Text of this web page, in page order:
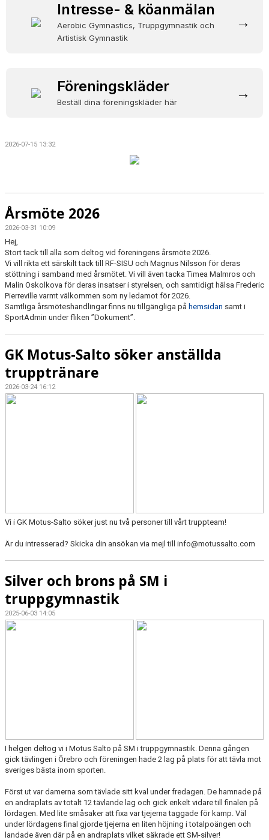
Intresse- & köanmälan
Aerobic Gymnastics, Truppgymnastik och
Artistisk Gymnastik
→
Föreningskläder
Beställ dina föreningskläder här
→
2026-07-15 13:32
Årsmöte 2026
2026-03-31 10:09
Hej,
Stort tack till alla som deltog vid föreningens årsmöte 2026.
Vi vill rikta ett särskilt tack till RF-SISU och Magnus Nilsson för deras
stöttning i samband med årsmötet. Vi vill även tacka Timea Malmros och
Malin Oskolkova för deras insatser i styrelsen, och samtidigt hälsa Frederic
Pierreville varmt välkommen som ny ledamot för 2026.
Samtliga årsmöteshandlingar finns nu tillgängliga på hemsidan samt i
SportAdmin under fliken ”Dokument”.
GK Motus-Salto söker anställda
trupptränare
2026-03-24 16:12
Vi i GK Motus-Salto söker just nu två personer till vårt truppteam!
Är du intresserad? Skicka din ansökan via mejl till info@motussalto.com
Silver och brons på SM i
truppgymnastik
2025-06-03 14:05
I helgen deltog vi i Motus Salto på SM i truppgymnastik. Denna gången
gick tävlingen i Örebro och föreningen hade 2 lag på plats för att tävla mot
sveriges bästa inom sporten.
Först ut var damerna som tävlade sitt kval under fredagen. De hamnade på
en andraplats av totalt 12 tävlande lag och gick enkelt vidare till finalen på
lördagen. Med lite småsaker att fixa var tjejerna taggade för kamp. Väl
under lördagens final gjorde tjejerna en liten höjning i totalpoängen och
landade även där på en andraplats vilket säkrade ett SM-silver!